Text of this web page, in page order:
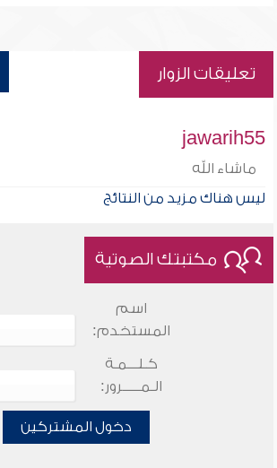
تعليقات الزوار
jawarih55
ماشاء الله
ليس هناك مزيد من النتائج
مكتبتك الصوتية
اسم
المستخدم:
كـلـــمـة
الـمـــــرور:
دخول المشتركين